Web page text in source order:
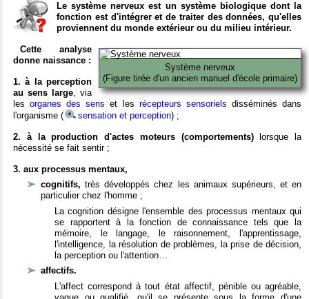
Le système nerveux est un système biologique dont la
fonction est d'intégrer et de traiter des données, qu'elles
proviennent du monde extérieur ou du milieu intérieur.
Système nerveux
(Figure tirée d'un ancien manuel d'école primaire)
Cette analyse
donne naissance :
1. à la perception
au sens large, via
lesorganes des sens et les récepteurs sensoriels disséminés dans
l'organisme (
sensation et perception) ;
2. à la production d'actes moteurs (comportements)lorsque la
nécessité se fait sentir ;
3. aux processus mentaux,
cognitifs,très développés chez les animaux supérieurs, et en
particulier chez l'homme ;
La cognition désigne l'ensemble des processus mentaux qui
se rapportent à la fonction de connaissance tels que la
mémoire, le langage, le raisonnement, l'apprentissage,
l'intelligence, la résolution de problèmes, la prise de décision,
la perception ou l'attention…
affectifs.
L'affect correspond à tout état affectif, pénible ou agréable,